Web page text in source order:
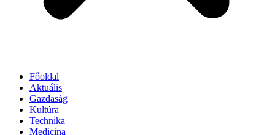
Főoldal
Aktuális
Gazdaság
Kultúra
Technika
Medicina